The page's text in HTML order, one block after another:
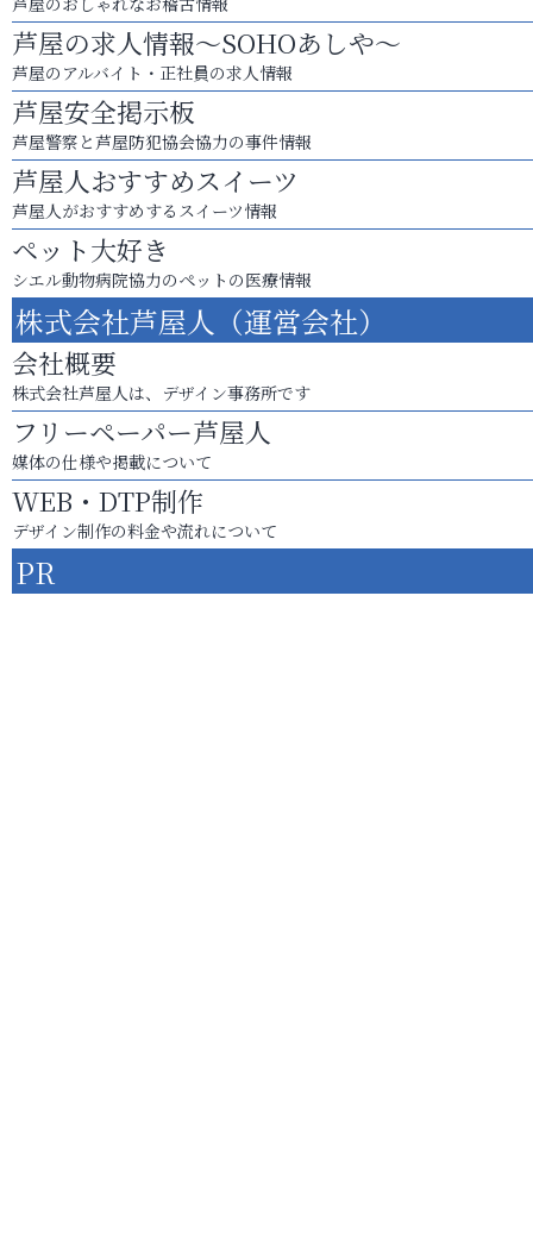
芦屋の求人情報～SOHOあしや～
芦屋のアルバイト・正社員の求人情報
芦屋安全掲示板
芦屋警察と芦屋防犯協会協力の事件情報
芦屋人おすすめスイーツ
芦屋人がおすすめするスイーツ情報
ペット大好き
シエル動物病院協力のペットの医療情報
株式会社芦屋人（運営会社）
会社概要
株式会社芦屋人は、デザイン事務所です
フリーペーパー芦屋人
媒体の仕様や掲載について
WEB・DTP制作
デザイン制作の料金や流れについて
PR